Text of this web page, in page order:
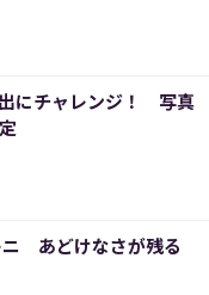
にチャレンジ！ 写真
あどけなさが残る